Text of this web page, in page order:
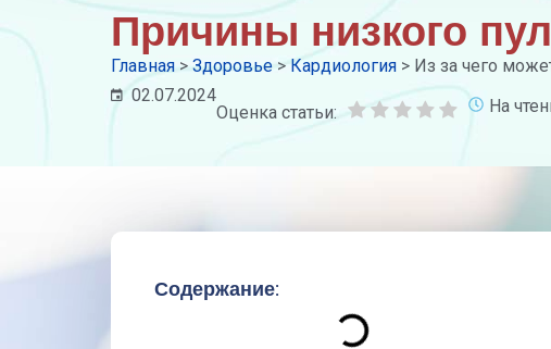
Причины низкого
Главная > Здоровье> Кардиология > Из за чего
02.07.2024
Оценка статьи:
На
Содержание: